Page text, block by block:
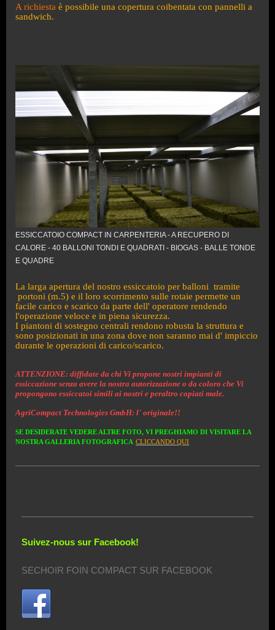
A richiesta è possibile una copertura coibentata con pannelli a
sandwich.
ESSICCATOIO COMPACT IN CARPENTERIA - A RECUPERO DI
CALORE - 40 BALLONI TONDI E QUADRATI - BIOGAS - BALLE TONDE
E QUADRE
La larga apertura del nostro essiccatoio per balloni tramite
portoni (m.5) e il loro scorrimento sulle rotaie permette un
facile carico e scarico da parte dell' operatore rendendo
l'operazione veloce e in piena sicurezza.
I piantoni di sostegno centrali rendono robusta la struttura e
sono posizionati in una zona dove non saranno mai d' impiccio
durante le operazioni di carico/scarico.
ATTENZIONE: diffidate da chi Vi propone nostri impianti di
essiccazione senza avere la nostra autorizzazione o da coloro che Vi
propongono essiccatoi simili ai nostri e peraltro copiati male.
AgriCompact Technologies GmbH: l' originale!!
SE DESIDERATE VEDERE ALTRE FOTO, VI PREGHIAMO DI VISITARE LA
NOSTRA GALLERIA FOTOGRAFICA CLICCANDO QUI
Suivez-nous sur Facebook!
SECHOIR FOIN COMPACT SUR FACEBOOK